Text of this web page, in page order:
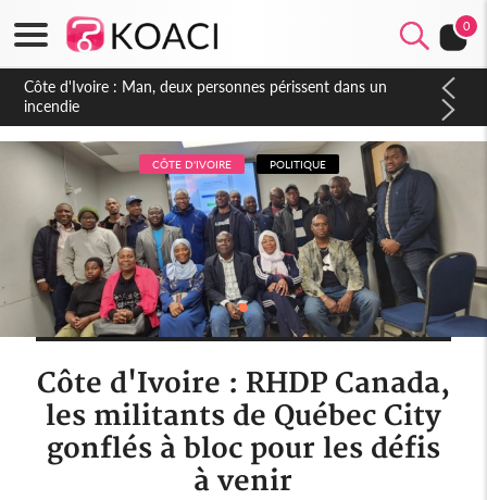
0
Côte d'Ivoire : Séileu, la célébration de la fête nationale
transformée en vaste campagne contre les produits
dépigmentants dangereux
CÔTE D'IVOIRE POLITIQUE
Côte d'Ivoire : RHDP Canada,
les militants de Québec City
gonflés à bloc pour les défis
à venir